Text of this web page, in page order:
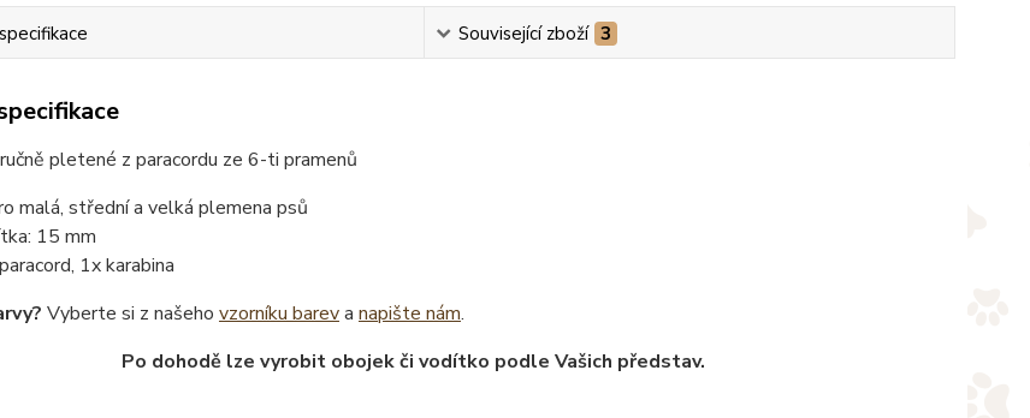
Související zboží 3
pletené z paracordu ze 6-ti pramenů
malá, střední a velká plemena psů
15 mm
1x karabina
Vyberte si z našeho vzorníku bareva napište nám.
Po dohodě lze vyrobit obojek či vodítko podle Vašich představ.